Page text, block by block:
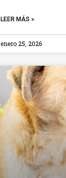
LEER MÁS »
enero 25, 2026